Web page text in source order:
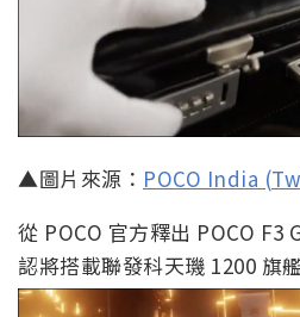
▲圖片來源： POCO India
從 POCO 官方釋出 POCO F3
認將搭載聯發科天璣 1200 旗